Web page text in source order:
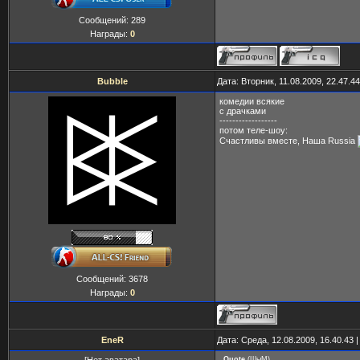
Сообщений: 289
Награды: 0
Bubble Дата: Вторник, 11.08.2009,
Сообщений: 3678
Награды: 0
комедии всякие
с драчками
------------------
потом теле-шоу:
Счастливы вместе, Наша Russia
EneR Дата: Среда, 12.08.2009, 16.40.43